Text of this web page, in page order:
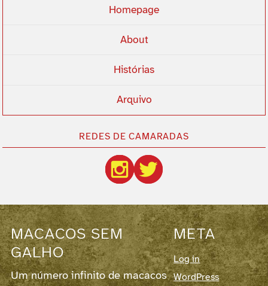
Homepage
About
Histórias
Arquivo
REDES DE CAMARADAS
MACACOS SEM
GALHO
Um número infinito de macacos
META
Log in
WordPress